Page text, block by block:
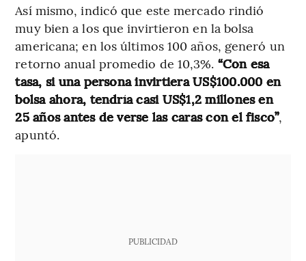
Así mismo, indicó que este mercado rindió
muy bien a los que invirtieron en la bolsa
americana; en los últimos 100 años, generó un
retorno anual promedio de 10,3%. “Con esa
tasa, si una persona invirtiera US$100.000 en
bolsa ahora, tendría casi US$1,2 millones en
25 años antes de verse las caras con el fisco”,
apuntó.
PUBLICIDAD